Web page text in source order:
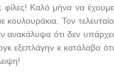
Καλό μήνα να έχουμε
κουλουράκια. Τον τελευταίο
ανακάλυψα ότι δεν υπάρχει
εξεπλάγην κ κατάλαβα ότι